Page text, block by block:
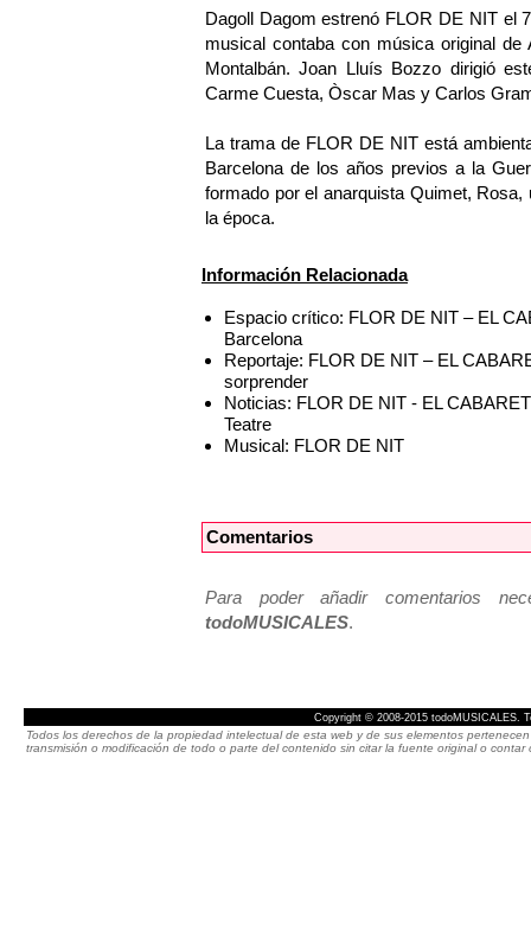
Dagoll Dagom estrenó FLOR DE NIT el
musical contaba con música original
Montalbán. Joan Lluís Bozzo dirigió
Carme Cuesta, Òscar Mas y Carlos
La trama de FLOR DE NIT está
Barcelona de los años previos a la
formado por el anarquista Quimet,
la época.
Información Relacionada
Espacio crítico: FLOR DE NIT – EL
Barcelona
Reportaje: FLOR DE NIT – EL
sorprender
Noticias: FLOR DE NIT - EL
Teatre
Musical: FLOR DE NIT
Comentarios
Para poder añadir comentarios
todoMUSICALES.
Copyright © 2008-2015 todoMUSICALES.
Todos los derechos de la propiedad intelectual de esta web y de sus elementos
transmisión o modificación de todo o parte del contenido sin citar la fuente original o